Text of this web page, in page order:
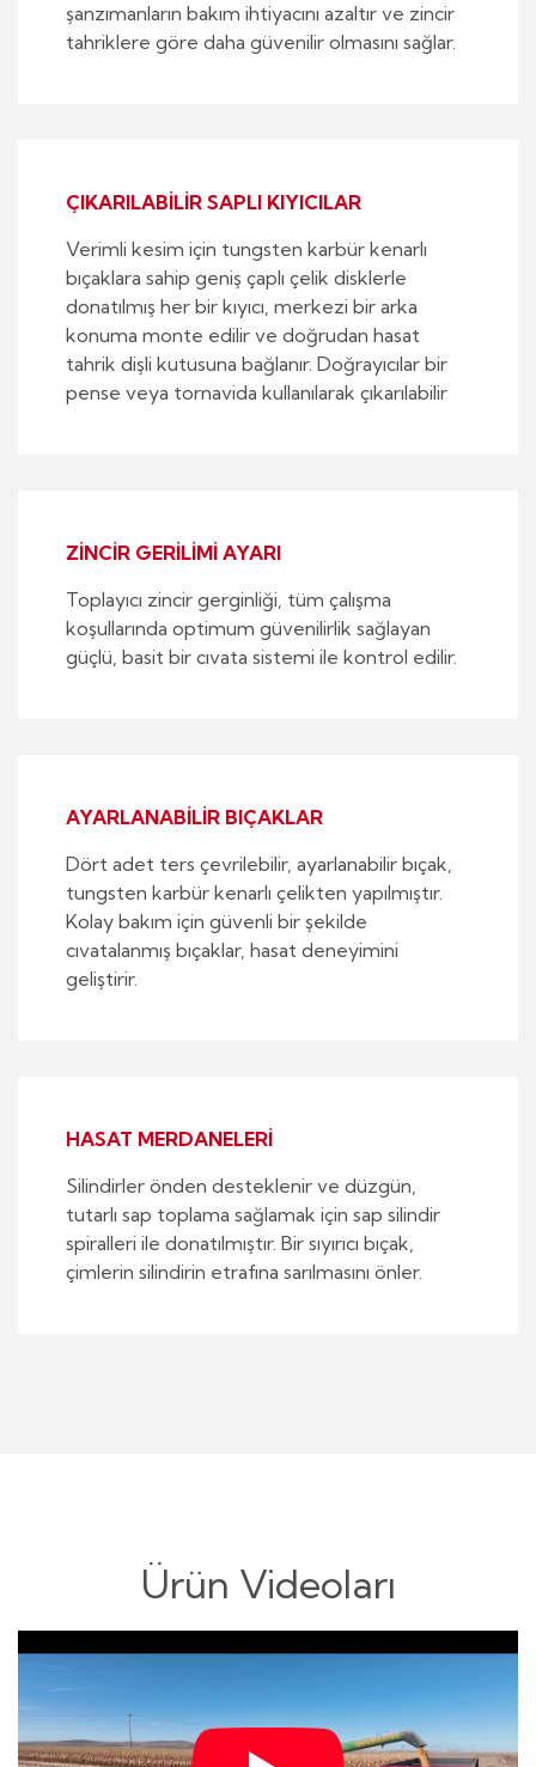
şanzımanların bakım ihtiyacını azaltır ve zincir
tahriklere göre daha güvenilir olmasını sağlar.
ÇIKARILABİLİR SAPLI KIYICILAR
Verimli kesim için tungsten karbür kenarlı
bıçaklara sahip geniş çaplı çelik disklerle
donatılmış her bir kıyıcı, merkezi bir arka
konuma monte edilir ve doğrudan hasat
tahrik dişli kutusuna bağlanır. Doğrayıcılar bir
pense veya tornavida kullanılarak çıkarılabilir
ZİNCİR GERİLİMİ AYARI
Toplayıcı zincir gerginliği, tüm çalışma
koşullarında optimum güvenilirlik sağlayan
güçlü, basit bir cıvata sistemi ile kontrol edilir.
AYARLANABİLİR BIÇAKLAR
Dört adet ters çevrilebilir, ayarlanabilir bıçak,
tungsten karbür kenarlı çelikten yapılmıştır.
Kolay bakım için güvenli bir şekilde
cıvatalanmış bıçaklar, hasat deneyimini
geliştirir.
HASAT MERDANELERİ
Silindirler önden desteklenir ve düzgün,
tutarlı sap toplama sağlamak için sap silindir
spiralleri ile donatılmıştır. Bir sıyırıcı bıçak,
çimlerin silindirin etrafına sarılmasını önler.
Ürün Videoları